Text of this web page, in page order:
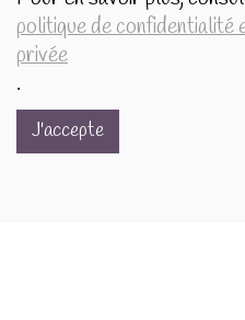
politique de confidentialité
privée
.
J'accepte
Les images présentées pour
sur ce site ne sont pas